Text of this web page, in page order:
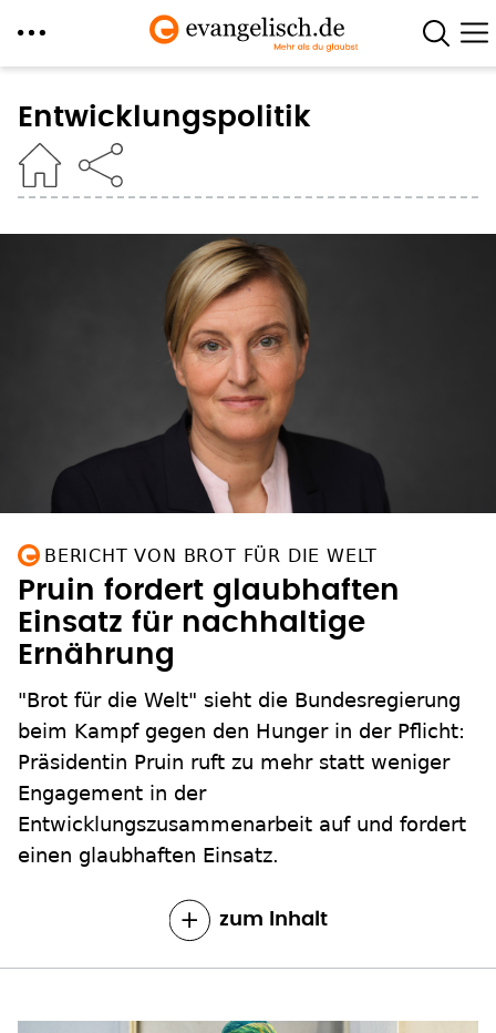
zum
Inhalt
Entwicklungspolitik
BERICHT VON BROT FÜR DIE WELT
Pruin fordert glaubhaften
Einsatz für nachhaltige
Ernährung
"Brot für die Welt" sieht die Bundesregierung
beim Kampf gegen den Hunger in der Pflicht:
Präsidentin Pruin ruft zu mehr statt weniger
Engagement in der
Entwicklungszusammenarbeit auf und fordert
einen glaubhaften Einsatz.
zum Inhalt